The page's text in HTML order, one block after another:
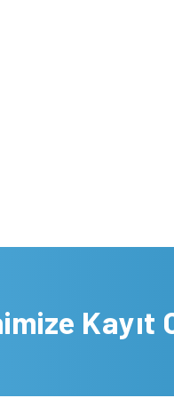
Kayıt